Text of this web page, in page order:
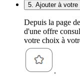
5. Ajouter à
Depuis la page
d'une offre
votre choix à
.